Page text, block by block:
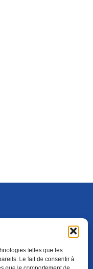
telles que les
Le fait de consentir à
FENÊTRE)
ADHÉRER